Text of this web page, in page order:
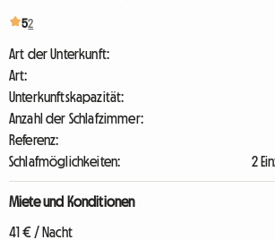
52
Art der Unterkunft:
Art:
Unterkunftskapazität:
Anzahl der Schlafzimmer:
Referenz:
Schlafmöglichkeiten:
2
Miete und Konditionen
41 € / Nacht